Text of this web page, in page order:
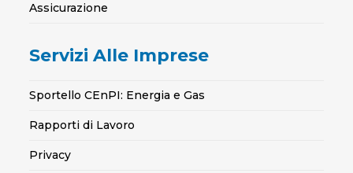
Assicurazione
Servizi Alle Imprese
Sportello CEnPI: Energia e Gas
Rapporti di Lavoro
Privacy